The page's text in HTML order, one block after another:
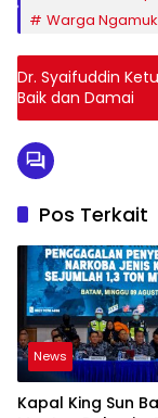
Warga
Dr. Syaifuddin
Baik dan Damai
Pos Terkait
News
Kapal King Sun